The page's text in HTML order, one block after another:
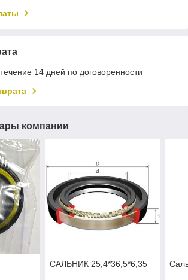
14 дней по договоренности
компании
САЛЬНИК 25,4*36,5*6,35